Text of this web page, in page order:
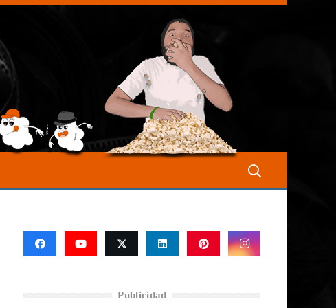
Publicidad